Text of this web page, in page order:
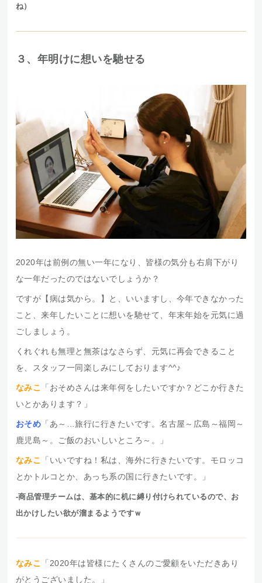
ね）
３、年明けに想いを馳せる
2020年は前例の無い一年になり、皆様の気分も右肩下がり
な一年だったのではないでしょうか？
ですが【病は気から。】と、いいますし、今年できなかった
こと、来年したいことに想いを馳せて、年末年始を元気に過
ごしましょう。
くれぐれも無理と無茶はなさらず、元気に再会できること
を、スタッフ一同楽しみにしております^^♪
なみこ
「おそめさんは来年何をしたいですか？どこか行きた
いとかあります？」
おそめ 「あ～…旅行に行きたいです。名古屋～広島～福岡～
鹿児島～。ご飯のおいしいところ～。」
なみこ
「いいですね！私は、海外に行きたいです。モロッコ
とかトルコとか、あっち系の国に行きたいです。」
-商品管理チームは、基本的に机に縛り付けられているので、お
出かけしたい欲が溜まるようですｗ
なみこ
「2020年は皆様にたくさんのご愛顧をいただきあり
がとうございました。」